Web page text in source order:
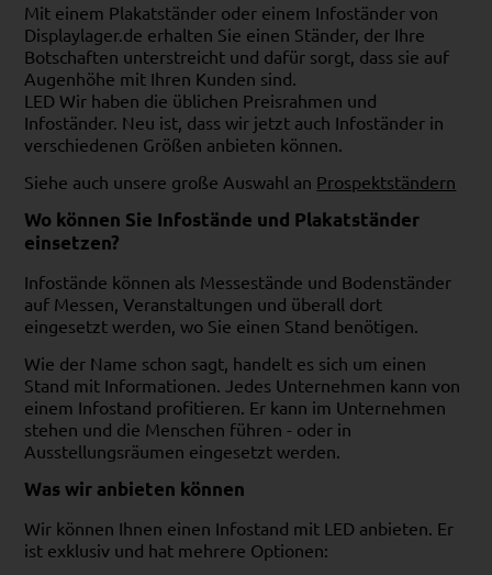
Mit einem Plakatständer oder einem Infoständer von
Displaylager.de erhalten Sie einen Ständer, der Ihre
Botschaften unterstreicht und dafür sorgt, dass sie auf
Augenhöhe mit Ihren Kunden sind.
LED Wir haben die üblichen Preisrahmen und
Infoständer. Neu ist, dass wir jetzt auch Infoständer in
verschiedenen Größen anbieten können.
Siehe auch unsere große Auswahl an Prospektständern
Wo können Sie Infostände und Plakatständer
einsetzen?
Infostände können als Messestände und Bodenständer
auf Messen, Veranstaltungen und überall dort
eingesetzt werden, wo Sie einen Stand benötigen.
Wie der Name schon sagt, handelt es sich um einen
Stand mit Informationen. Jedes Unternehmen kann von
einem Infostand profitieren. Er kann im Unternehmen
stehen und die Menschen führen - oder in
Ausstellungsräumen eingesetzt werden.
Was wir anbieten können
Wir können Ihnen einen Infostand mit LED anbieten. Er
ist exklusiv und hat mehrere Optionen: